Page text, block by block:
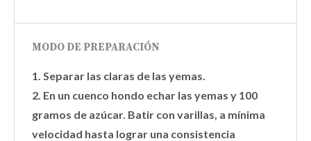
MODO DE PREPARACIÓN
1. Separar las claras de las yemas.
2. En un cuenco hondo echar las yemas y 100
gramos de azúcar. Batir con varillas, a mínima
velocidad hasta lograr una consistencia